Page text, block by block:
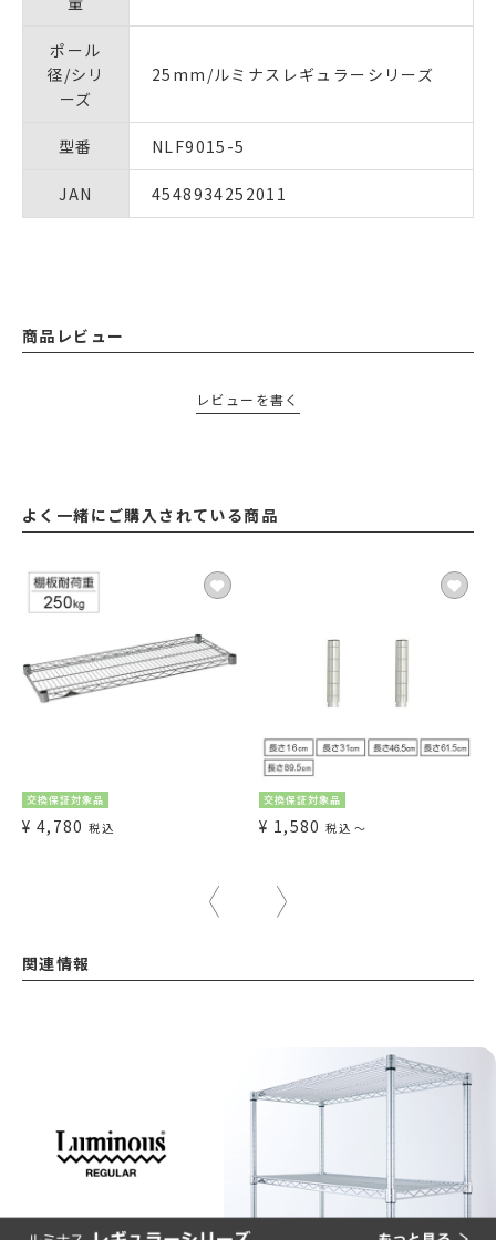
ポール
径/シリ
ーズ
25mm/ルミナスレギュラーシリーズ
型番 NLF9015-5
JAN 4548934252011
商品レビュー
レビューを書く
よく一緒にご購入されている商品
交換保証対象品
¥ 4,780 税込
交換保証対象品
¥ 1,580 税込 〜
関連情報